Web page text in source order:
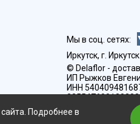
Мы в соц. сетях:
Иркутск, г.
© Delaflor -
ИП Рыжков
ИНН
325547600130383
Подробнее в